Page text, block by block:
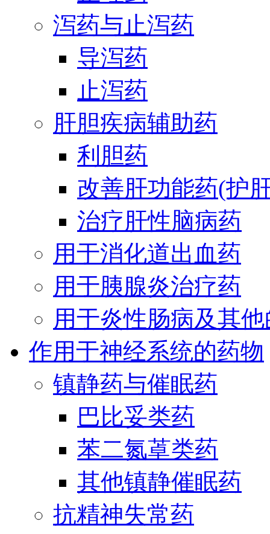
泻药与止泻药
导泻药
止泻药
肝胆疾病辅助药
利胆药
改善肝功能药(护
治疗肝性脑病药
用于消化道出血药
用于胰腺炎治疗药
用于炎性肠病及其
作用于神经系统的药物
镇静药与催眠药
巴比妥类药
苯二氮䓬类药
其他镇静催眠药
抗精神失常药